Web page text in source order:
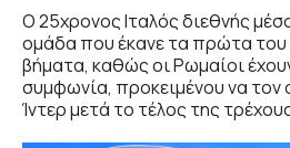
O 25χρονος Ιταλός διεθνής
ομάδα που έκανε τα πρώτα
βήματα, καθώς οι Ρωμαίοι
συμφωνία, προκειμένου να
Ίντερ μετά το τέλος της